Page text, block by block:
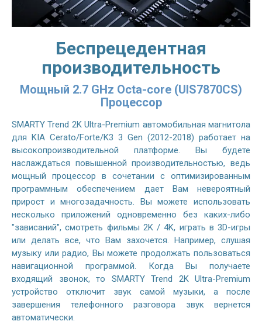
Беспрецедентная
производительность
Мощный 2.7 GHz Octa-core (UIS7870CS)
Процессор
SMARTY Trend 2K Ultra-Premium автомобильная магнитола
для KIA Cerato/Forte/K3 3 Gen (2012-2018) работает на
высокопроизводительной платформе. Вы будете
наслаждаться повышенной производительностью, ведь
мощный процессор в сочетании с оптимизированным
программным обеспечением дает Вам невероятный
прирост и многозадачность. Вы можете использовать
несколько приложений одновременно без каких-либо
"зависаний", смотреть фильмы 2K / 4K, играть в 3D-игры
или делать все, что Вам захочется. Например, слушая
музыку или радио, Вы можете продолжать пользоваться
навигационной программой. Когда Вы получаете
входящий звонок, то SMARTY Trend 2K Ultra-Premium
устройство отключит звук самой музыки, а после
завершения телефонного разговора звук вернется
автоматически.